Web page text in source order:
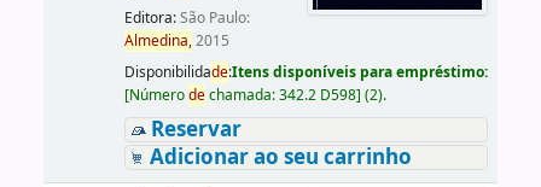
Editora:São Paulo:
Almedina,2015
Disponibilidade:Itens disponíveis para empréstimo:
[Númerodechamada:342.2 D598] (2).
Reservar
Adicionar ao seu carrinho